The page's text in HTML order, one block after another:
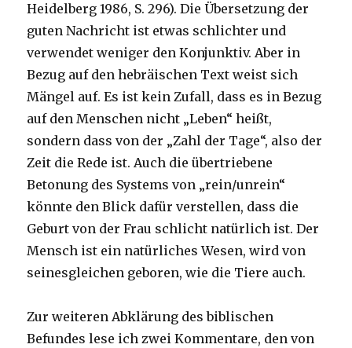
Heidelberg 1986, S. 296). Die Übersetzung der
guten Nachricht ist etwas schlichter und
verwendet weniger den Konjunktiv. Aber in
Bezug auf den hebräischen Text weist sich
Mängel auf. Es ist kein Zufall, dass es in Bezug
auf den Menschen nicht „Leben“ heißt,
sondern dass von der „Zahl der Tage“, also der
Zeit die Rede ist. Auch die übertriebene
Betonung des Systems von „rein/unrein“
könnte den Blick dafür verstellen, dass die
Geburt von der Frau schlicht natürlich ist. Der
Mensch ist ein natürliches Wesen, wird von
seinesgleichen geboren, wie die Tiere auch.
Zur weiteren Abklärung des biblischen
Befundes lese ich zwei Kommentare, den von